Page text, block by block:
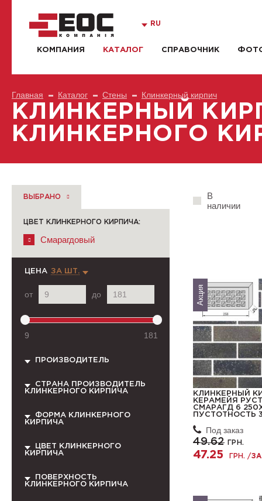
RU
КОМПАНИЯ КАТАЛОГ СПРАВОЧНИК
Главная Каталог Стены Клинкерный кирпич
КЛИНКЕРНЫЙ
КЛИНКЕРНОГО
ВЫБРАНО
ЦВЕТ КЛИНКЕРНОГО КИРПИЧА:
Смарагдовый
ЦЕНА ЗА ШТ.
от до
9 181
ПРОИЗВОДИТЕЛЬ
СТРАНА ПРОИЗВОДИТЕЛЬ
КЛИНКЕРНОГО КИРПИЧА
ФОРМА КЛИНКЕРНОГО
КИРПИЧА
ЦВЕТ КЛИНКЕРНОГО
КИРПИЧА
ПОВЕРХНОСТЬ
КЛИНКЕРНОГО КИРПИЧА
В
наличии
Акция
КЛИНКЕРНЫЙ
КЕРАМЕЙЯ
СМАРАГД 6
ПУСТОТНОСТЬ
Под заказ
49.62 ГРН.
47.25 ГРН. /